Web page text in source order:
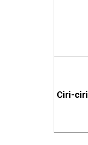
Ciri-ciri